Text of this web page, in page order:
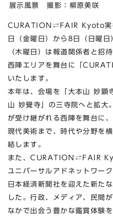
展示風景 撮影：柳原美咲
CURATION⇄FAIR Kyoto実
⽇（金曜日）から8⽇（日曜
（木曜日）は報道関係者と招
西陣エリアを舞台に「
いたします。
本年は、会場を「大本山 妙顕
山 妙覺寺」の三寺院へと拡大
が受け継がれる西陣を舞台に
現代美術まで、時代や分野を
結します。
また、CURATION⇄FAIR
ユニバーサルアドネットワー
日本経済新聞社を迎えた新た
した。行政、メディア、民間
なかで出会う豊かな鑑賞体験